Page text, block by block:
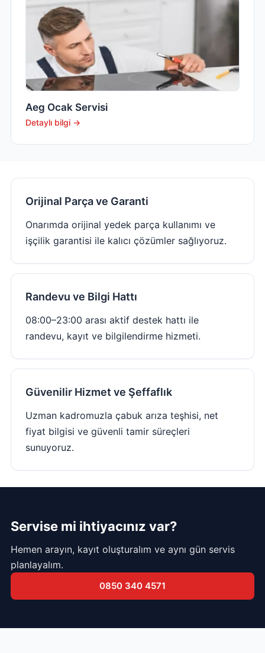
Aeg Ocak Servisi
Detaylı bilgi →
Orijinal Parça ve Garanti
Onarımda orijinal yedek parça kullanımı ve
işçilik garantisi ile kalıcı çözümler sağlıyoruz.
Randevu ve Bilgi Hattı
08:00–23:00 arası aktif destek hattı ile
randevu, kayıt ve bilgilendirme hizmeti.
Güvenilir Hizmet ve Şeffaflık
Uzman kadromuzla çabuk arıza teşhisi, net
fiyat bilgisi ve güvenli tamir süreçleri
sunuyoruz.
Servise mi ihtiyacınız var?
Hemen arayın, kayıt oluşturalım ve aynı gün servis
planlayalım.
0850 340 4571